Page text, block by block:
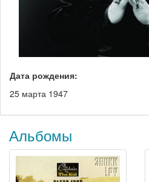
Дата рождения:
25 марта 1947
Альбомы